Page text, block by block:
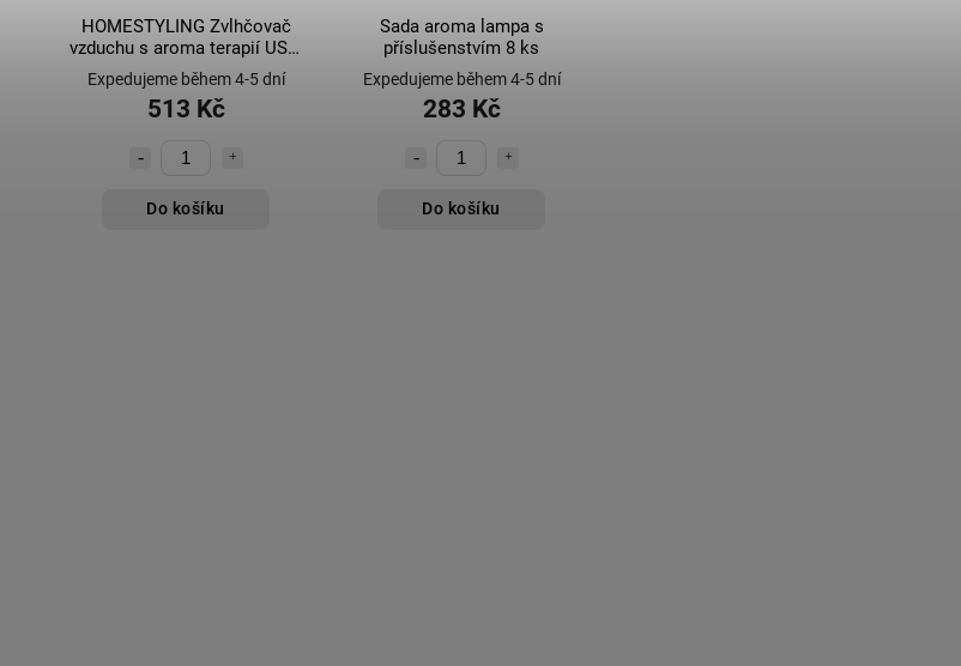
HOMESTYLING Zvlhčovač
vzduchu s aroma terapií USB,
LED KO-ACC365530
Expedujeme během 4-5 dní
513 Kč
Do košíku
Sada aroma lampa s
příslušenstvím 8 ks
Expedujeme během 4-5 dní
283 Kč
Do košíku